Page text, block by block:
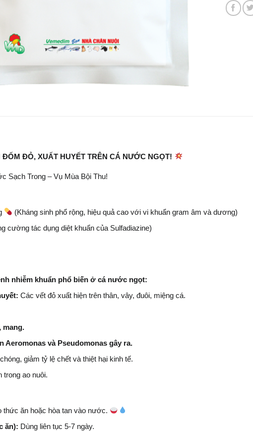
ĐỎ, XUẤT HUYẾT TRÊN CÁ NƯỚC NGỌT!
Sạch Trong – Vụ Mùa Bội Thu!
(Kháng sinh phổ rộng, hiệu quả cao với vi khuẩn gram âm và dương)
cường tác dụng diệt khuẩn của Sulfadiazine)
nhiễm khuẩn phổ biến ở cá nước ngọt:
Các vết đỏ xuất hiện trên thân, vây, đuôi, miệng cá.
mang.
Aeromonas và Pseudomonas gây ra.
giảm tỷ lệ chết và thiệt hại kinh tế.
trong ao nuôi.
thức ăn hoặc hòa tan vào nước.
ăn): Dùng liên tục 5-7 ngày.